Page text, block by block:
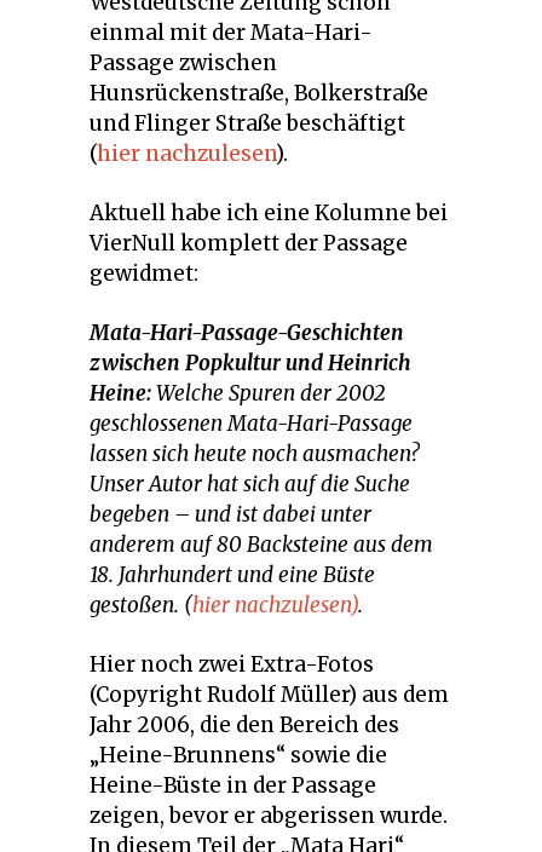
einmal mit der Mata-Hari-
Passage zwischen
Hunsrückenstraße, Bolkerstraße
und Flinger Straße beschäftigt
(hier nachzulesen).
Aktuell habe ich eine Kolumne bei
VierNull komplett der Passage
gewidmet:
Mata-Hari-Passage-Geschichten
zwischen Popkultur und Heinrich
Heine:Welche Spuren der 2002
geschlossenen Mata-Hari-Passage
lassen sich heute noch ausmachen?
Unser Autor hat sich auf die Suche
begeben – und ist dabei unter
anderem auf 80 Backsteine aus dem
18. Jahrhundert und eine Büste
gestoßen. (hier nachzulesen).
Hier noch zwei Extra-Fotos
(Copyright Rudolf Müller) aus dem
Jahr 2006, die den Bereich des
„Heine-Brunnens“ sowie die
Heine-Büste in der Passage
zeigen, bevor er abgerissen wurde.
In diesem Teil der „Mata Hari“